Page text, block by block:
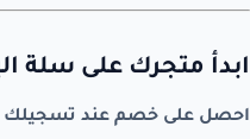
ابدأ متجرك على سلة
احصل على خصم عند تسجيلك